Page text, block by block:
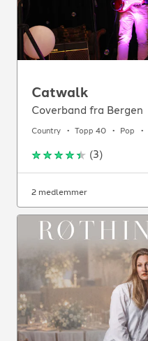
Catwalk
Coverband fra Bergen
Country Topp 40 Pop
(3)
2 medlemmer